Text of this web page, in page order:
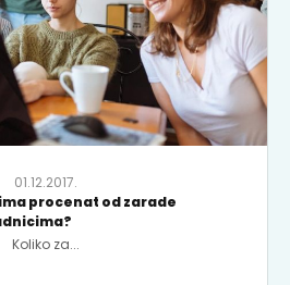
01.12.2017.
procenat od zarade
Koliko za...